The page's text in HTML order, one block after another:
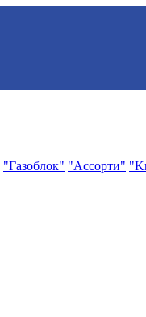
"Газоблок" "Ассорти"